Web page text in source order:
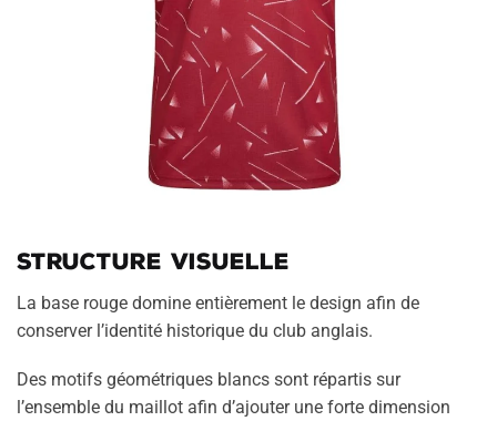
Structure visuelle
La base rouge domine entièrement le design afin de
conserver l’identité historique du club anglais.
Des motifs géométriques blancs sont répartis sur
l’ensemble du maillot afin d’ajouter une forte dimension